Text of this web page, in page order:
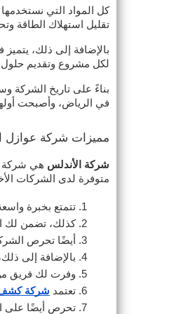
كل المواد التي
تقليل استهلاك الطاقة
بالإضافة إلى ذلك، يتميز
لكل مشروع وتقديم حلول
بناءً على تاريخ الشركة
في الرياض، وأصبحت
مميزات شركة عوازل
شركة الأندلس هي شركة
متوفرة لدى الشركات
تتمتع بخبرة
كذلك، تضمن لك
أيضًا تحرص
بالإضافة إلى
وفرت لك فريق من
تعتمد شركة كشف
تحرص أيضًا على